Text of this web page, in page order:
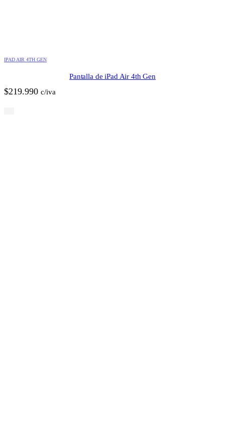
IPAD AIR 4TH GEN
Pantalla de iPad Air 4th Gen
$219.990 c/iva